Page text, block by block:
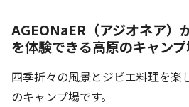
AGEONaER（アジオネア）
を体験できる高原のキャン
四季折々の⾵景とジビエ料理を楽
のキャンプ場です。